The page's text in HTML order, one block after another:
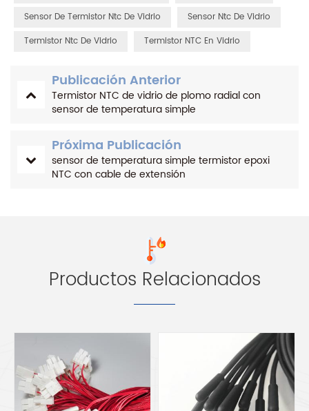
Sensor De Termistor Ntc De Vidrio
Sensor Ntc De Vidrio
Termistor Ntc De Vidrio
Termistor NTC En Vidrio
Publicación Anterior
Termistor NTC de vidrio de plomo radial con
sensor de temperatura simple
Próxima Publicación
sensor de temperatura simple termistor epoxi
NTC con cable de extensión
Productos Relacionados